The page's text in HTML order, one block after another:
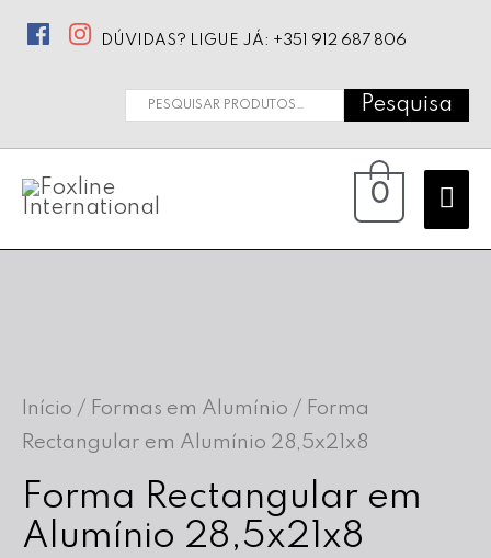
DÚVIDAS? LIGUE JÁ: +351 912 687 806
Pesquisar
Pesquisa
0
Início / Formas em Alumínio / Forma
Rectangular em Alumínio 28,5x21x8
Forma Rectangular em
Alumínio 28,5x21x8